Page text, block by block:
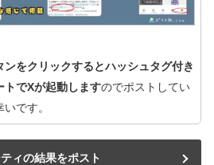
ンをクリックするとハッシュタグ付き
トでXが起動しますのでポストしてい
です。
ィの結果をポスト